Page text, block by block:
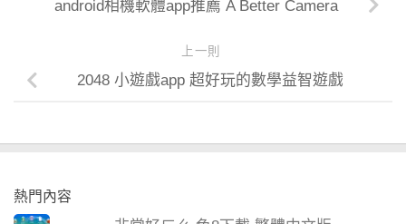
android相機軟體app推薦 A Better Camera
上一則
2048 小遊戲app 超好玩的數學益智遊戲
熱門內容